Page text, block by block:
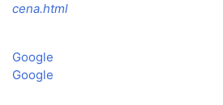
cena.html
Google
Google